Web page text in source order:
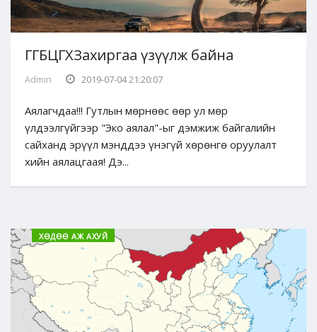
ГГБЦГХЗахиргаа үзүүлж байна
Admin 2019-07-04 21:20:07
Аялагчдаа!!! Гутлын мөрнөөс өөр ул мөр
үлдээлгүйгээр "Эко аялал"-ыг дэмжиж байгалийн
сайханд эрүүл мэнддээ үнэгүй хөрөнгө оруулалт
хийн аялацгаая! Дэ...
ХӨДӨӨ АЖ АХУЙ